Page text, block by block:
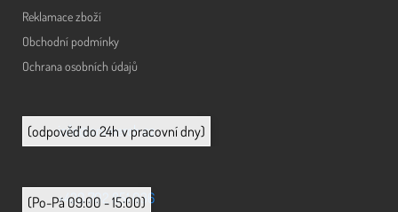
Reklamace zboží
Obchodní podmínky
Ochrana osobních údajů
info@animerch.cz
(odpověď do 24h v pracovní dny)
+420 702 851 036
(Po-Pá 09:00 - 15:00)